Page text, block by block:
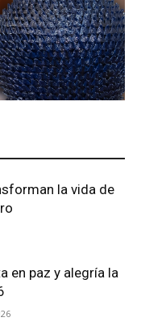
la vida de
en paz y alegría la